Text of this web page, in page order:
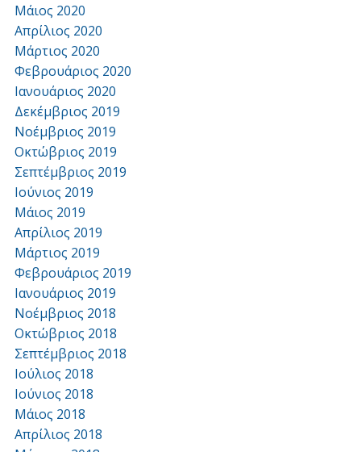
Μάιος 2020
Απρίλιος 2020
Μάρτιος 2020
Φεβρουάριος 2020
Ιανουάριος 2020
Δεκέμβριος 2019
Νοέμβριος 2019
Οκτώβριος 2019
Σεπτέμβριος 2019
Ιούνιος 2019
Μάιος 2019
Απρίλιος 2019
Μάρτιος 2019
Φεβρουάριος 2019
Ιανουάριος 2019
Νοέμβριος 2018
Οκτώβριος 2018
Σεπτέμβριος 2018
Ιούλιος 2018
Ιούνιος 2018
Μάιος 2018
Απρίλιος 2018